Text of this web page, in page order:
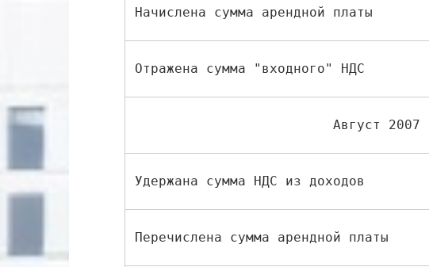
Начислена сумма арендной
Отражена сумма "входного"
Удержана сумма НДС из доходов
Перечислена сумма арендной